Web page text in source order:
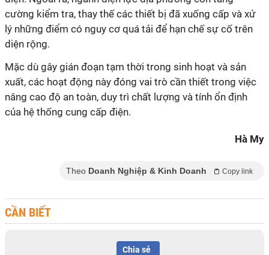
cường kiểm tra, thay thế các thiết bị đã xuống cấp và xử
lý những điểm có nguy cơ quá tải để hạn chế sự cố trên
diện rộng.
Mặc dù gây gián đoạn tạm thời trong sinh hoạt và sản
xuất, các hoạt động này đóng vai trò cần thiết trong việc
nâng cao độ an toàn, duy trì chất lượng và tính ổn định
của hệ thống cung cấp điện.
Hà My
Theo Doanh Nghiệp & Kinh Doanh Copy link
CẦN BIẾT
Chia sẻ